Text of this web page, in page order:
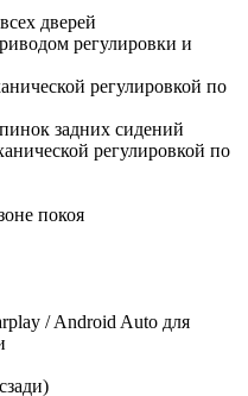
дверей
регулировки и
регулировкой по
задних сидений
регулировкой по
покоя
/ Android Auto для